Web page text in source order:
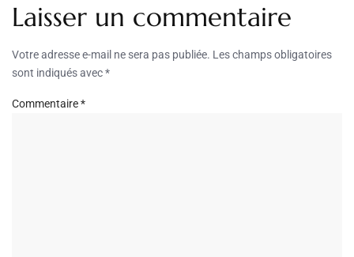
Laisser un commentaire
Votre adresse e-mail ne sera pas publiée. Les champs obligatoires
sont indiqués avec*
Commentaire*